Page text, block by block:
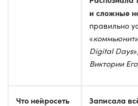
и сложные
правильно
«
Digital Days
Виктории
Что нейросеть
Записала